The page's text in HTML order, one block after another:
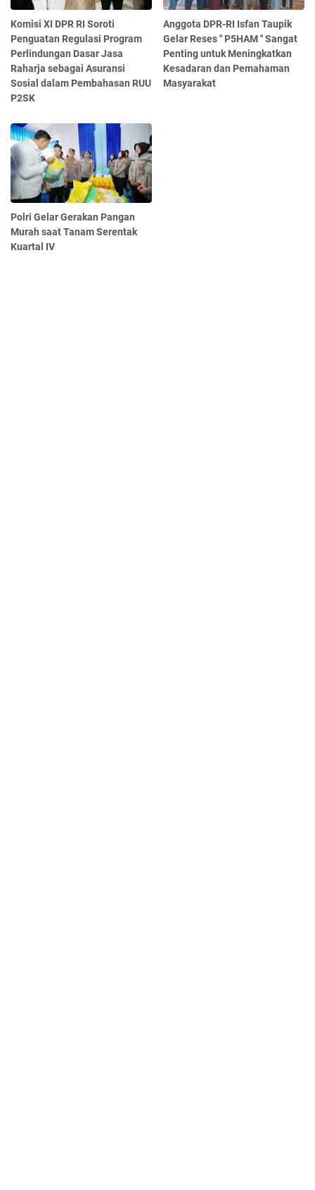
Komisi XI DPR RI Soroti
Penguatan Regulasi Program
Perlindungan Dasar Jasa
Raharja sebagai Asuransi
Sosial dalam Pembahasan RUU
P2SK
Anggota DPR-RI Isfan Taupik
Gelar Reses " P5HAM " Sangat
Penting untuk Meningkatkan
Kesadaran dan Pemahaman
Masyarakat
Polri Gelar Gerakan Pangan
Murah saat Tanam Serentak
Kuartal IV